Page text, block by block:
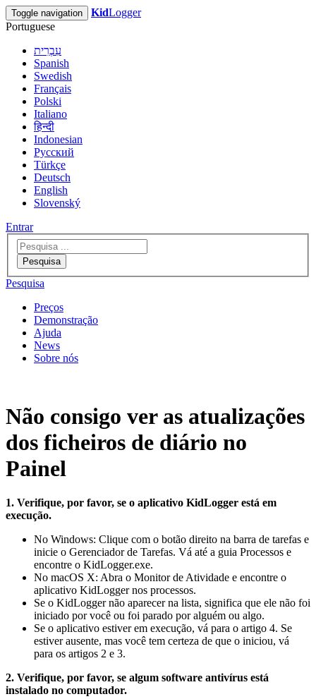
Toggle navigation KidLogger
Portuguese
עִבְרִית
Spanish
Swedish
Français
Polski
Italiano
हिन्दी
Indonesian
Русский
Türkçe
Deutsch
English
Slovenský
Entrar
Pesquisa
Pesquisa
Preços
Demonstração
Ajuda
News
Sobre nós
Não consigo ver as atualizações
dos ficheiros de diário no
Painel
1. Verifique, por favor, se o aplicativo KidLogger está em
execução.
No Windows: Clique com o botão direito na barra de tarefas e
inicie o Gerenciador de Tarefas. Vá até a guia Processos e
encontre o KidLogger.exe.
No macOS X: Abra o Monitor de Atividade e encontre o
aplicativo KidLogger nos processos.
Se o KidLogger não aparecer na lista, significa que ele não foi
iniciado por você ou foi parado por alguém ou algo.
Se o aplicativo estiver em execução, vá para o artigo 4. Se
estiver ausente, mas você tem certeza de que o iniciou, vá
para os artigos 2 e 3.
2. Verifique, por favor, se algum software antivírus está
instalado no computador.